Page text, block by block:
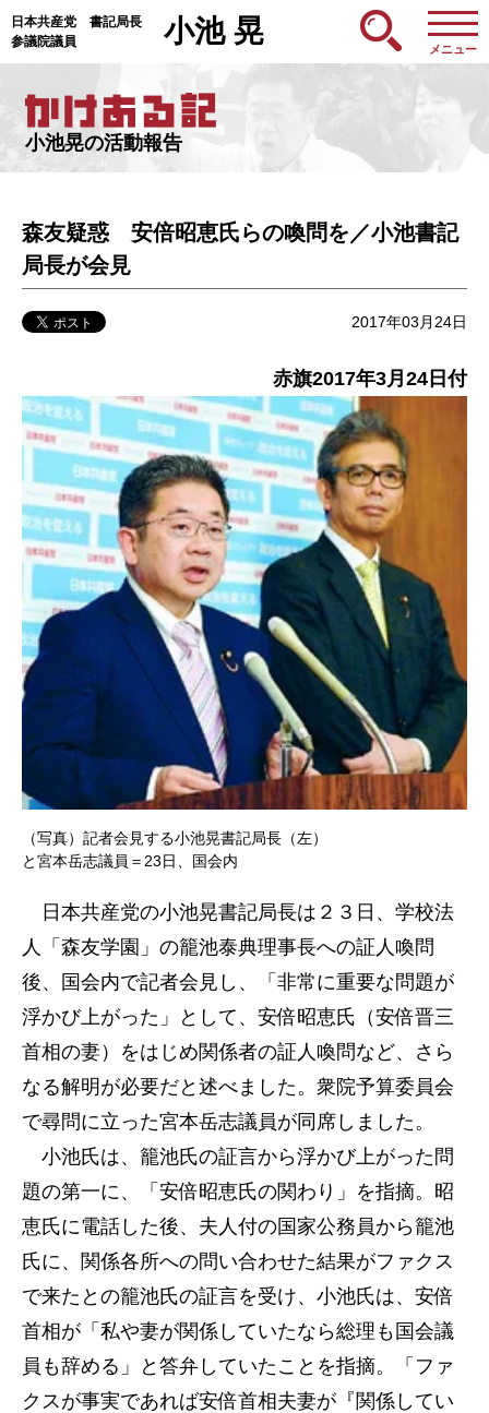
日本共産党 書記局長
参議院議員
小池 晃
メニュー
小池晃の活動報告
森友疑惑 安倍昭恵氏らの喚問を／小池書記
局長が会見
2017年03月24日
赤旗2017年3月24日付
（写真）記者会見する小池晃書記局長（左）
と宮本岳志議員＝23日、国会内
日本共産党の小池晃書記局長は２３日、学校法
人「森友学園」の籠池泰典理事長への証人喚問
後、国会内で記者会見し、「非常に重要な問題が
浮かび上がった」として、安倍昭恵氏（安倍晋三
首相の妻）をはじめ関係者の証人喚問など、さら
なる解明が必要だと述べました。衆院予算委員会
で尋問に立った宮本岳志議員が同席しました。
小池氏は、籠池氏の証言から浮かび上がった問
題の第一に、「安倍昭恵氏の関わり」を指摘。昭
恵氏に電話した後、夫人付の国家公務員から籠池
氏に、関係各所への問い合わせた結果がファクス
で来たとの籠池氏の証言を受け、小池氏は、安倍
首相が「私や妻が関係していたなら総理も国会議
員も辞める」と答弁していたことを指摘。「ファ
クスが事実であれば安倍首相夫妻が『関係してい